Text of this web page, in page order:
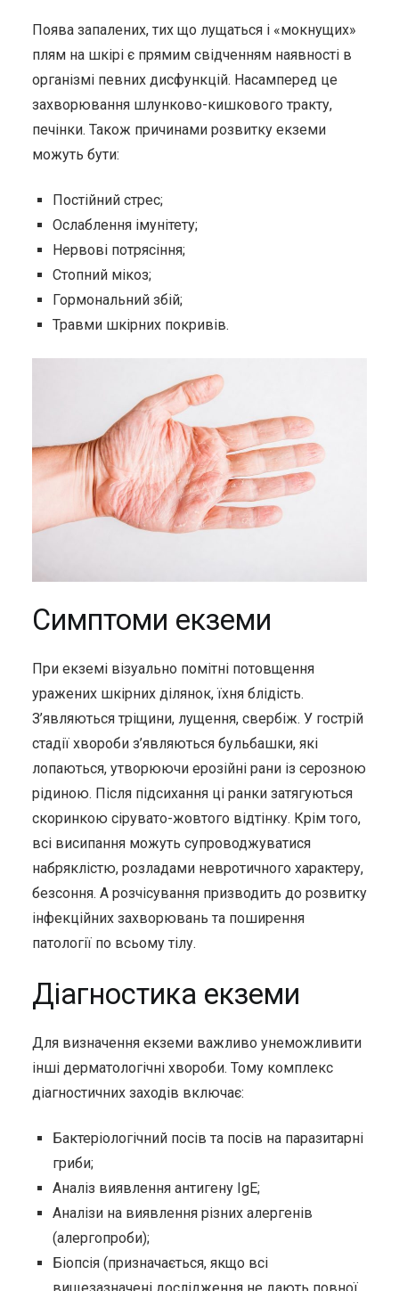
Поява запалених, тих що лущаться і «мокнущих»
плям на шкірі є прямим свідченням наявності в
організмі певних дисфункцій. Насамперед це
захворювання шлунково-кишкового тракту,
печінки. Також причинами розвитку екземи
можуть бути:
Постійний стрес;
Ослаблення імунітету;
Нервові потрясіння;
Стопний мікоз;
Гормональний збій;
Травми шкірних покривів.
Симптоми екземи
При екземі візуально помітні потовщення
уражених шкірних ділянок, їхня блідість.
З’являються тріщини, лущення, свербіж. У гострій
стадії хвороби з’являються бульбашки, які
лопаються, утворюючи ерозійні рани із серозною
рідиною. Після підсихання ці ранки затягуються
скоринкою сірувато-жовтого відтінку. Крім того,
всі висипання можуть супроводжуватися
набряклістю, розладами невротичного характеру,
безсоння. А розчісування призводить до розвитку
інфекційних захворювань та поширення
патології по всьому тілу.
Діагностика екземи
Для визначення екземи важливо унеможливити
інші дерматологічні хвороби. Тому комплекс
діагностичних заходів включає:
Бактеріологічний посів та посів на паразитарні
гриби;
Аналіз виявлення антигену IgE;
Аналізи на виявлення різних алергенів
(алергопроби);
Біопсія (призначається, якщо всі
вищезазначені дослідження не дають повної